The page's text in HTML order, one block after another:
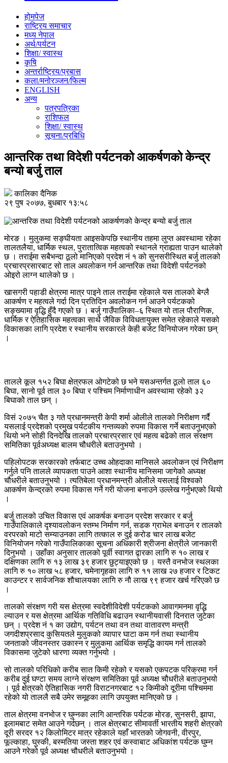
होमपेज
राष्ट्रिय समाचार
मध्य नेपाल
अर्थ/पर्यटन
शिक्षा/ स्वास्थ
कृषि
अन्तर्राष्ट्रिय/प्रबास
कला/मनोरञ्जन/फिल्म
ENGLISH
अन्य
पत्रपत्रिका
राशिफल
शिक्षा/ स्वास्थ
सूचना/प्रबिधि
आन्तरिक तथा विदेशी पर्यटनको आकर्षणको केन्द्र
बन्यो बर्जु ताल
कालिका दैनिक
२९ पुष २०७७, बुधबार १३:५८
मोरङ । मुलुकमा सङ्घीयता आइसकेपछि स्थानीय तहमा लुप्त अवस्थामा रहेका
तालतलैया, धार्मिक स्थल, पुरातात्विक महत्वको स्थानले ग्राह्यता पाउन थालेको
छ । तराईमा सबैभन्दा ठूलो मानिएको प्रदेश नं १ को सुनसरीस्थित बर्जु तालको
प्रचारप्रसारबाट सो ताल अवलोकन गर्न आन्तरिक तथा विदेशी पर्यटनको
ओइरो लाग्न थालेको छ ।
खासगरी पहाडी क्षेत्रमा मात्र पाइने ताल तराईमा रहेकाले यस तालको बेग्लै
आकर्षण र महत्वले गर्दा दिन प्रतिदिन अवलोकन गर्न आउने पर्यटकको
सङ्ख्यामा वृद्धि हुँदै गएको छ । बर्जु गाउँपालिका–६ स्थित यो ताल पौराणिक,
धार्मिक र ऐतिहासिक महत्वका साथै जैविक विविधतायुक्त समेत रहेकाले यसको
विकासका लागि प्रदेश र स्थानीय सरकारले केही बजेट विनियोजन गरेका छन्
।
तालले कूल १५२ बिघा क्षेत्रफल ओगटेको छ भने यसअन्तर्गत ठूलो ताल ६०
बिघा, सानो पूर्व ताल ३० बिघा र पश्चिम निर्माणाधीन अवस्थामा रहेको ३२
बिघाकोे ताल छन् ।
विसं २०७५ चैत ३ गते प्रधानमन्त्री केपी शर्मा ओलीले तालको निरीक्षण गर्दै
यसलाई प्रदेशको प्रमुख पर्यटकीय गन्तव्यको रुपमा विकास गर्ने बताउनुभएको
थियो भने सोही दिनदेखि तालको प्रचारप्रसार एवं महत्व बढेको ताल संरक्षण
समितिका पूर्वअध्यक्ष बालम चौधरीले बताउनुभयो ।
पहिलोपटक सरकारको तर्फबाट उच्च ओहदाका मानिसले अवलोकन एवं निरीक्षण
गर्नुले पनि तालले व्यापकता पाउने आशा स्थानीय मानिसमा जागेको अध्यक्ष
चौधरीले बताउनुभयो । त्यतिबेला प्रधानमन्त्री ओलीले यसलाई विश्वको
आकर्षण केन्द्रको रुपमा विकास गर्ने गरी योजना बनाउने उल्लेख गर्नुभएको थियो
।
बर्जु तालको उचित विकास एवं आकर्षक बनाउन प्रदेश सरकार र बर्जु
गाउँपालिकाले दृश्यावलोकन स्तम्भ निर्माण गर्न, सडक ग्राभेल बनाउन र तालको
वरपरको माटो सम्याउनका लागि तत्काल रु दुई करोड चार लाख बजेट
विनियोजन गरेको गाउँपालिकाका सूचना अधिकारी श्रीजना क्षेत्रीले जानकारी
दिनुभयो । उहाँका अनुसार तालको पूर्वी स्वागत द्वारका लागि रु १० लाख र
दक्षिणका लागि रु १३ लाख ३९ हजार छुट्याइएको छ । यस्तै वनभोज स्थलका
लागि रु १० लाख ५८ हजार, चमेनागृहका लागि रु ११ लाख २७ हजार र टिकट
काउन्टर र सार्वजनिक शौचालयका लागि रु नौ लाख ९९ हजार खर्च गरिएको छ
।
तालको संरक्षण गरी यस क्षेत्रमा स्वदेशीविदेशी पर्यटकको आवागमनमा वृद्धि
ल्याउन र यस क्षेत्रमा आर्थिक गतिविधि बढाउन स्थानीयवासी दिनरात जुटेका
छन् । प्रदेश नं १ का उद्योग, पर्यटन तथा वन तथा वातावरण मन्त्री
जगदीशप्रसाद कुसियतले मुलुकको व्यापार घाटा कम गर्न तथा स्थानीय
जनताको जीवनस्तर उकास्न र मुलुकमा आर्थिक समृद्धि कायम गर्न तालको
विकासमा जुटेको धारणा व्यक्त गर्नुभयो ।
सो तालको परिधिको करीब सात किमी रहेको र यसको एकपटक परिक्रमा गर्न
करीब दुई घण्टा समय लाग्ने संरक्षण समितिका पूर्व अध्यक्ष चौधरीले बताउनुभयो
। पूर्व क्षेत्रको ऐतिहासिक नगरी विराटनगरबाट १२ किमीको दूरीमा पश्चिममा
रहेको यो ताललै सबै उमेर समूहका लागि उपयुक्त मानिएको छ ।
ताल क्षेत्रमा वनभोज र घुम्नका लागि आन्तरिक पर्यटक मोरङ, सुनसरी, झापा,
इलामबाट समेत आउने गर्दछन् । ताल क्षेत्रबाट सीमावर्ती भारतीय शहरी क्षेत्रको
दूरी सरदर १२ किलोमिटर मात्र रहेकाले यहाँ भारतको जोगवनी, वीरपुर,
फूल्काहा, घुस्की, बस्मतिया जस्ता शहर एवं कस्वाबाट अधिकांश पर्यटक घुम्न
आउने गरेको पूर्व अध्यक्ष चौधरीले बताउनुभयो ।